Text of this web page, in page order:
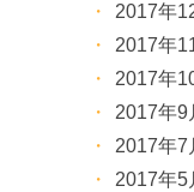
2017年
2017年
2017年
2017年9
2017年7
2017年5